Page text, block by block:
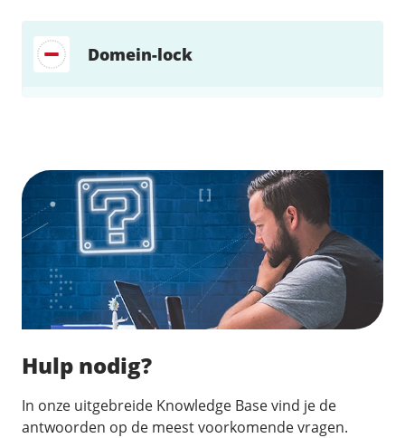
Domein-lock
Hulp nodig?
In onze uitgebreide Knowledge Base vind je de
antwoorden op de meest voorkomende vragen.